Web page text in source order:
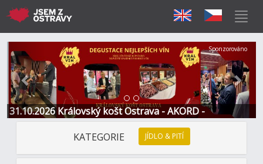
31.10.2026 Královský košt Ostrava - AKORD -
Restaurace a Hotel
Předchozí Další
Sponzorováno
KATEGORIE JÍDLO & PITÍ